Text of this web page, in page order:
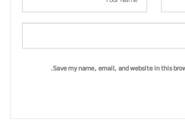
Save my name, email, and website in this